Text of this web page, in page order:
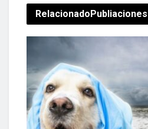
Relacionado Publiaciones